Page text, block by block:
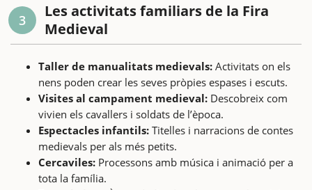
3
Les activitats familiars de la Fira
Medieval
Taller de manualitats medievals: Activitats on els
nens poden crear les seves pròpies espases i escuts.
Visites al campament medieval: Descobreix com
vivien els cavallers i soldats de l’època.
Espectacles infantils: Titelles i narracions de contes
medievals per als més petits.
Cercaviles: Processons amb música i animació per a
tota la família.